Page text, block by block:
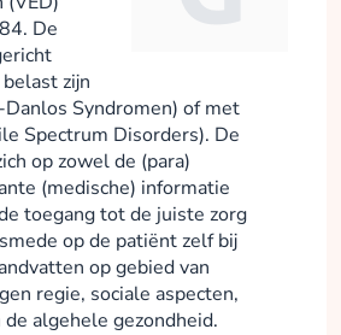
De
zijn
Syndromen) of met
Spectrum Disorders). De
op zowel de (para)
(medische) informatie
toegang tot de juiste zorg
op de patiënt zelf bij
op gebied van
regie, sociale aspecten,
algehele gezondheid.